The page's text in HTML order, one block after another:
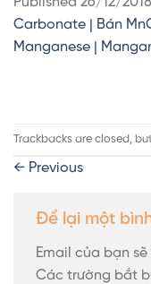
Carbonate | Bán
Manganese |
Trackbacks are closed,
← Previous
Để lại một
Email của bạn
Các trường bắt